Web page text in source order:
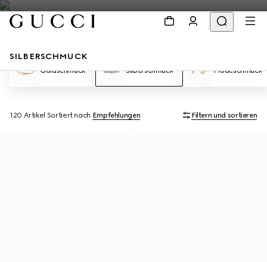
SILBERSCHMUCK
Goldschmuck Silberschmuck Modeschmuck
120 Artikel Sortiert nach Empfehlungen Filtern und sortieren